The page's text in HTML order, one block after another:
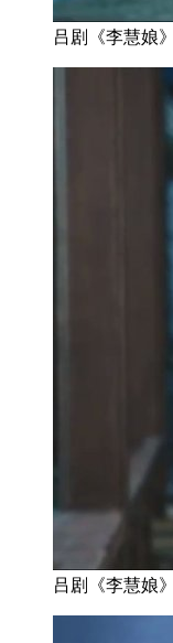
吕剧《李慧娘》
吕剧《李慧娘》